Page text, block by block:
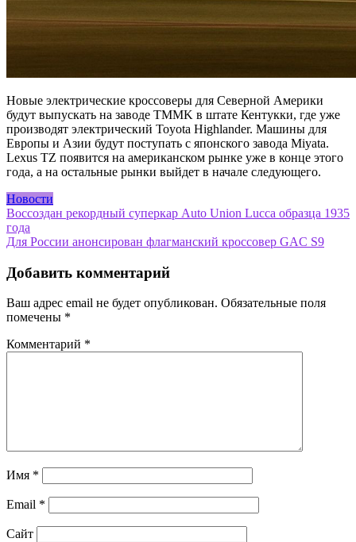
Новые электрические кроссоверы для Северной Америки
будут выпускать на заводе TMMK в штате Кентукки, где уже
производят электрический Toyota Highlander. Машины для
Европы и Азии будут поступать с японского завода Miyata.
Lexus TZ появится на американском рынке уже в конце этого
года, а на остальные рынки выйдет в начале следующего.
Новости
Навигация
по
Воссоздан рекордный суперкар Auto Union Lucca образца 1935
года
Для России анонсирован флагманский кроссовер GAC S9
Добавить комментарий
Ваш адрес email не будет опубликован. Обязательные поля
помечены *
Комментарий *
Имя *
Email *
Сайт